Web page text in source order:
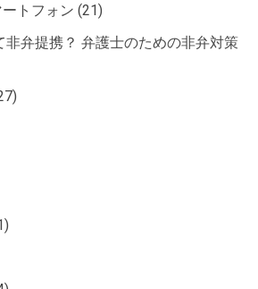
トフォン (21)
非弁提携？ 弁護士のための非弁対策